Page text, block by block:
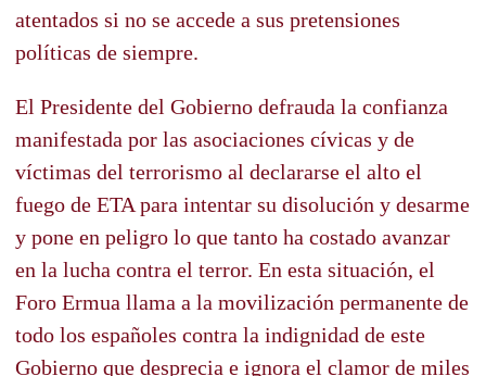
atentados si no se accede a sus pretensiones
políticas de siempre.
El Presidente del Gobierno defrauda la confianza
manifestada por las asociaciones cívicas y de
víctimas del terrorismo al declararse el alto el
fuego de ETA para intentar su disolución y desarme
y pone en peligro lo que tanto ha costado avanzar
en la lucha contra el terror. En esta situación, el
Foro Ermua llama a la movilización permanente de
todo los españoles contra la indignidad de este
Gobierno que desprecia e ignora el clamor de miles